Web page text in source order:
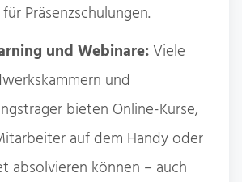
Präsenzschulungen.
und Webinare: Viele
und
bieten Online-Kurse,
auf dem Handy oder
absolvieren können – auch